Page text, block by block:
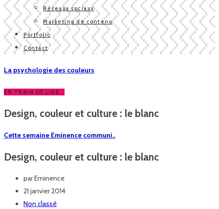
Réseaux sociaux
Marketing de contenu
Portfolio
Contact
La psychologie des couleurs
EN TRAIN DE LIRE...
Design, couleur et culture : le blanc
Cette semaine Eminence communi..
Design, couleur et culture : le blanc
parEminence
21 janvier 2014
Non classé